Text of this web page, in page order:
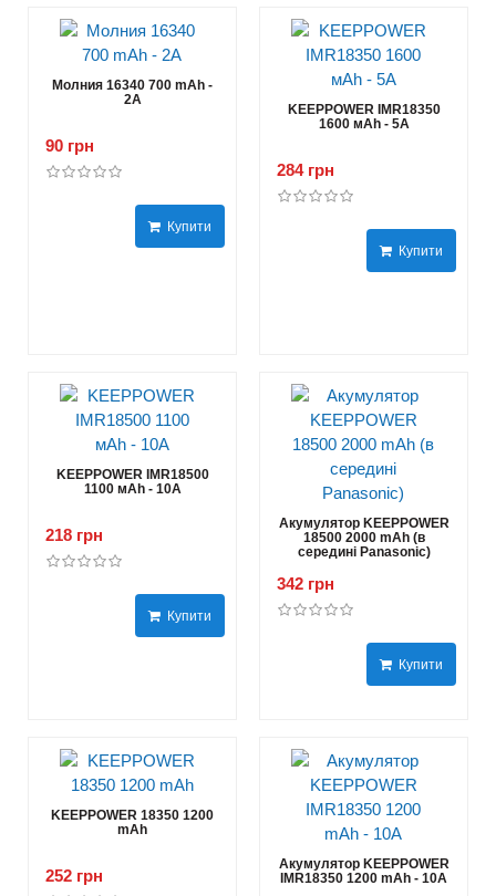
Молния 16340 700 mAh -
2А
90 грн
Купити
KEEPPOWER IMR18350
1600 мАh - 5А
284 грн
Купити
KEEPPOWER IMR18500
1100 мАh - 10А
218 грн
Купити
Акумулятор KEEPPOWER
18500 2000 mAh (в
середині Panasonic)
342 грн
Купити
KEEPPOWER 18350 1200
mAh
252 грн
Акумулятор KEEPPOWER
IMR18350 1200 mAh - 10А